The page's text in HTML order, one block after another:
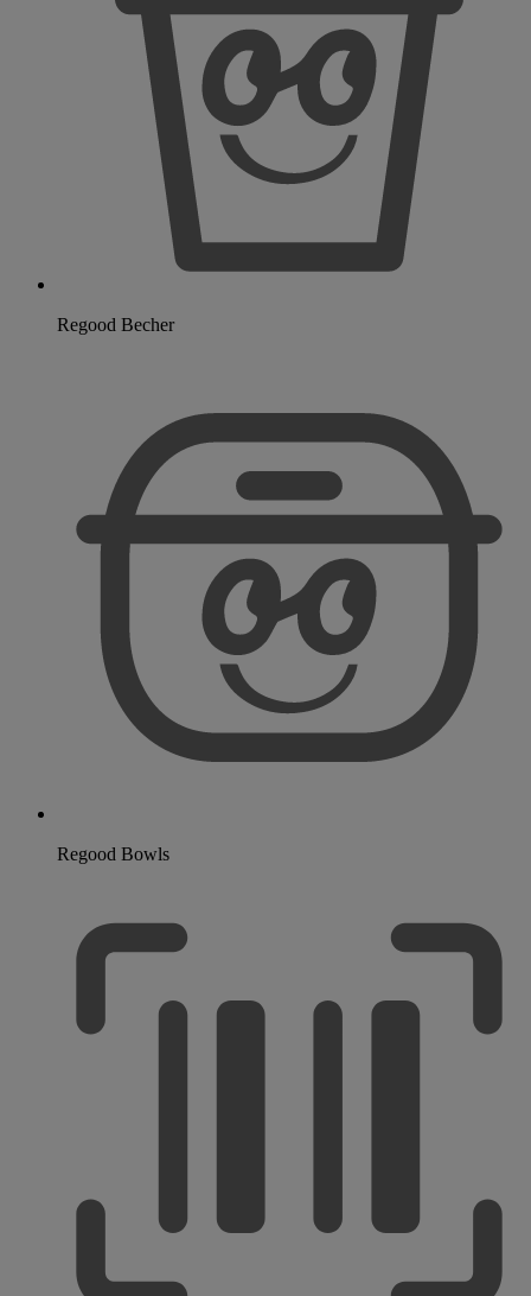
Regood Becher
Regood Bowls